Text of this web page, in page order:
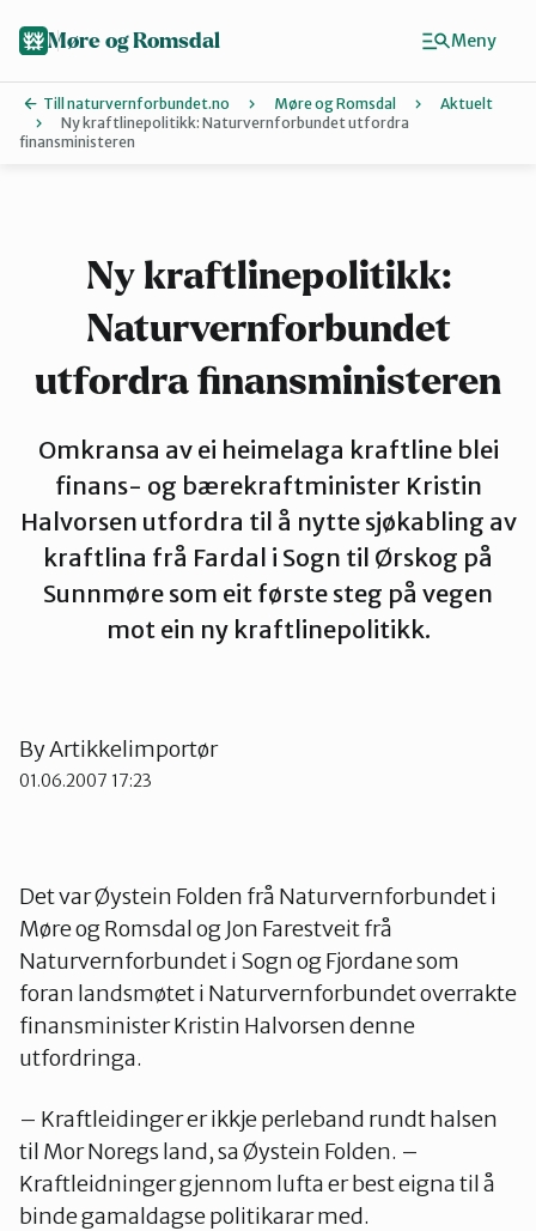
Aure
Kristiansund og Averøy
Molde
Ørsta og Volda
Tingvoll
Møre og Romsdal
Till naturvernforbundet.no Møre og Romsdal
Aktuelt
Ny kraftlinepolitikk: Naturvernforbundet utfordra
finansministeren
Ny kraftlinepolitikk:
Naturvernforbundet
utfordra finansministeren
Omkransa av ei heimelaga kraftline blei
finans- og bærekraftminister Kristin
Halvorsen utfordra til å nytte sjøkabling av
kraftlina frå Fardal i Sogn til Ørskog på
Sunnmøre som eit første steg på vegen
mot ein ny kraftlinepolitikk.
ByArtikkelimportør
01.06.2007 17:23
Det var Øystein Folden frå Naturvernforbundet i
Møre og Romsdal og Jon Farestveit frå
Naturvernforbundet i Sogn og Fjordane som
foran landsmøtet i Naturvernforbundet overrakte
finansminister Kristin Halvorsen denne
utfordringa.
– Kraftleidinger er ikkje perleband rundt halsen
til Mor Noregs land, sa Øystein Folden. –
Kraftleidninger gjennom lufta er best eigna til å
binde gamaldagse politikarar med.